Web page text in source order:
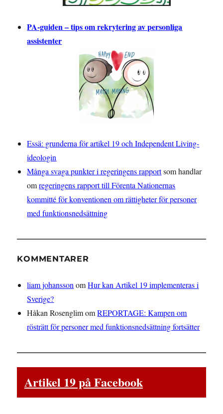
PA-guiden – tips om rekrytering av personliga
assistenter
Essä: grunderna för artikel 19 och Independent Living-
ideologin
Många svaga punkter i regeringens rapportsom handlar
omregeringens rapport till Förenta Nationernas
kommitté för konventionen om rättigheter för personer
med funktionsnedsättning
KOMMENTARER
liam johansson omHur kan Artikel 19 implementeras i
Sverige?
Håkan RosenglimomREPORTAGE: Kampen om
rösträtt för personer med funktionsnedsättning fortsätter
Artikel 19 på Facebook